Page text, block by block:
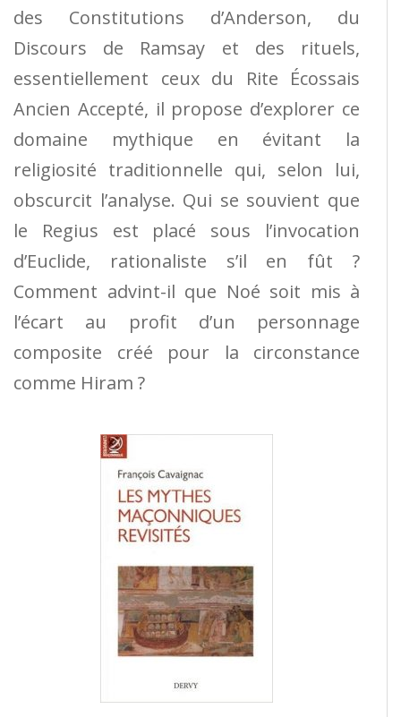
des Constitutions d’Anderson, du
Discours de Ramsay et des rituels,
essentiellement ceux du Rite Écossais
Ancien Accepté, il propose d’explorer ce
domaine mythique en évitant la
religiosité traditionnelle qui, selon lui,
obscurcit l’analyse. Qui se souvient que
le Regius est placé sous l’invocation
d’Euclide, rationaliste s’il en fût ?
Comment advint-il que Noé soit mis à
l’écart au profit d’un personnage
composite créé pour la circonstance
comme Hiram ?